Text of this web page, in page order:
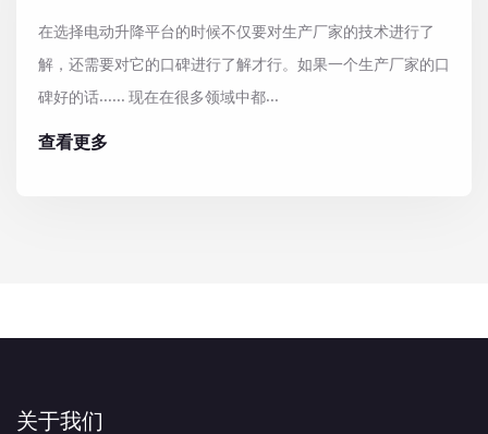
在选择电动升降平台的时候不仅要对生产厂家的技术进行了
解，还需要对它的口碑进行了解才行。如果一个生产厂家的口
碑好的话...... 现在在很多领域中都...
查看更多
关于我们